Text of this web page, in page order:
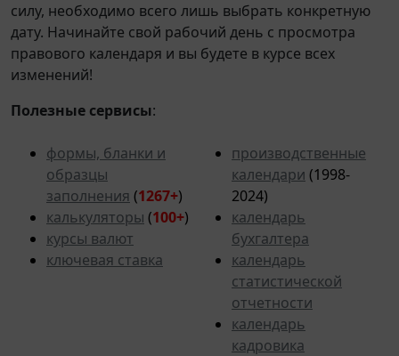
силу, необходимо всего лишь выбрать конкретную
дату. Начинайте свой рабочий день с просмотра
правового календаря и вы будете в курсе всех
изменений!
Полезные сервисы:
формы, бланки и
образцы
заполнения (1267+)
калькуляторы (100+)
курсы валют
ключевая ставка
производственные
календари (1998-
2024)
календарь
бухгалтера
календарь
статистической
отчетности
календарь
кадровика